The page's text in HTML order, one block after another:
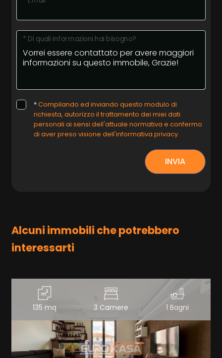
* Di quali informazioni hai bisogno?
*Compilando ed inviando questo modulo di
richiesta, autorizzo il trattamento dei miei dati
personali ai sensi dell'attuale normativa e confermo
di aver preso visione dell'informativa privacy.
INVIA
Alcuni immobili che potrebbero
interessarti
135 mq 3 Camere 1 Bagni